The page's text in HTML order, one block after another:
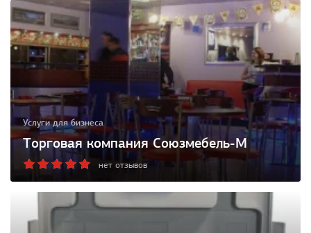
Услуги для бизнеса
Торговая компания Союзмебель-М
нет отзывов